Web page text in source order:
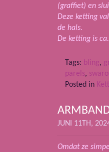
(graffiet) en
Deze ketting
de hals.
De ketting is
Tags: bling,
parels,
Posted in
JUNI 11TH,
Omdat ze